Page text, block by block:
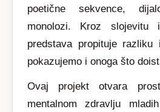
poetične sekvence,
monolozi. Kroz slojevitu
predstava propituje razliku
pokazujemo i onoga što
Ovaj projekt otvara
mentalnom zdravlju